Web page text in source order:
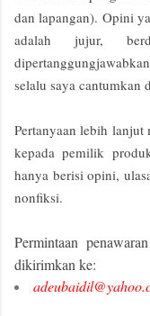
dan lapangan). Opini
adalah jujur,
selalu saya cantumkan
Pertanyaan lebih lanjut
kepada pemilik
hanya berisi opini,
nonfiksi.
Permintaan
dikirimkan ke: